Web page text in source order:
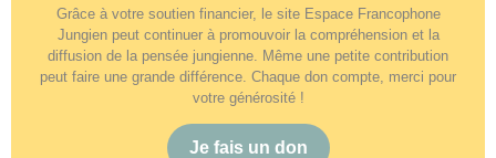
Grâce à votre soutien financier, le site Espace Francophone
Jungien peut continuer à promouvoir la compréhension et la
diffusion de la pensée jungienne. Même une petite contribution
peut faire une grande différence. Chaque don compte, merci pour
votre générosité !
Je fais un don